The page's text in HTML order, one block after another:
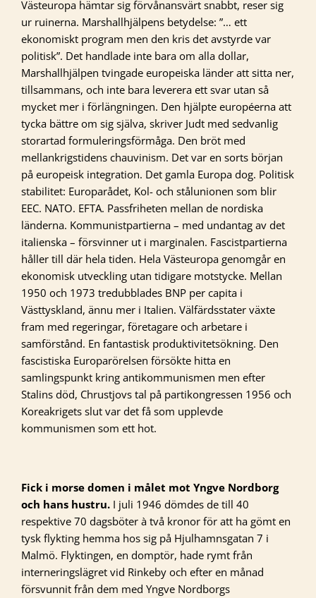
Västeuropa hämtar sig förvånansvärt snabbt, reser sig
ur ruinerna. Marshallhjälpens betydelse: ”… ett
ekonomiskt program men den kris det avstyrde var
politisk”. Det handlade inte bara om alla dollar,
Marshallhjälpen tvingade europeiska länder att sitta ner,
tillsammans, och inte bara leverera ett svar utan så
mycket mer i förlängningen. Den hjälpte européerna att
tycka bättre om sig själva, skriver Judt med sedvanlig
storartad formuleringsförmåga. Den bröt med
mellankrigstidens chauvinism. Det var en sorts början
på europeisk integration. Det gamla Europa dog. Politisk
stabilitet: Europarådet, Kol- och stålunionen som blir
EEC. NATO. EFTA. Passfriheten mellan de nordiska
länderna. Kommunistpartierna – med undantag av det
italienska – försvinner ut i marginalen. Fascistpartierna
håller till där hela tiden. Hela Västeuropa genomgår en
ekonomisk utveckling utan tidigare motstycke. Mellan
1950 och 1973 tredubblades BNP per capita i
Västtyskland, ännu mer i Italien. Välfärdsstater växte
fram med regeringar, företagare och arbetare i
samförstånd. En fantastisk produktivitetsökning. Den
fascistiska Europarörelsen försökte hitta en
samlingspunkt kring antikommunismen men efter
Stalins död, Chrustjovs tal på partikongressen 1956 och
Koreakrigets slut var det få som upplevde
kommunismen som ett hot.
Fick i morse domen i målet mot Yngve Nordborg
och hans hustru.I juli 1946 dömdes de till 40
respektive 70 dagsböter à två kronor för att ha gömt en
tysk flykting hemma hos sig på Hjulhamnsgatan 7 i
Malmö. Flyktingen, en domptör, hade rymt från
interneringslägret vid Rinkeby och efter en månad
försvunnit från dem med Yngve Nordborgs